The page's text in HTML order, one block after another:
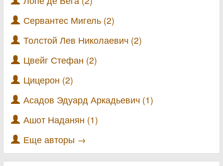
Сервантес Мигель (2)
Толстой Лев Николаевич (2)
Цвейг Стефан (2)
Цицерон (2)
Асадов Эдуард Аркадьевич (1)
Ашот Наданян (1)
Еще авторы →